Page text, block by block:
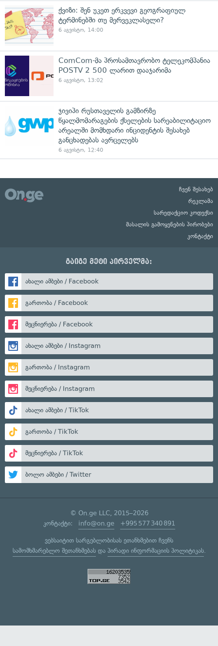
ქვიზი: შენ უკეთ ერკვევი გეოგრაფიულ
ტერმინებში თუ მერვეკლასელი?
6 აგვისტო, 14:00
ComCom-მა პროსამთავრობო ტელეკომპანია
POSTV 2 500 ლარით დააჯარიმა
6 აგვისტო, 13:02
ჯივიპი რუსთაველის გამზირზე
წყალმომარაგების ქსელების სარეაბილიტაციო
არეალში მომხდარი ინციდენტის შესახებ
განცხადებას ავრცელებს
6 აგვისტო, 12:40
ჩვენ შესახებ
რეკლამა
სარედაქციო კოდექსი
მასალის გამოყენების პირობები
კონტაქტი
გაიგე მეტი პირველმა:
ახალი ამბები / Facebook
გართობა / Facebook
მეცნიერება / Facebook
ახალი ამბები / Instagram
გართობა / Instagram
მეცნიერება / Instagram
ახალი ამბები / TikTok
გართობა / TikTok
მეცნიერება / TikTok
ბოლო ამბები / Twitter
© On.ge LLC, 2015–2026
კონტაქტი: info@on.ge +995 577 340 891
ვებსაიტით სარგებლობისას ეთანხმებით ჩვენს
სამომხმარებლო შეთანხმებასდა პირადი ინფორმაციის პოლიტიკას.